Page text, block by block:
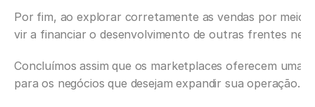
Por fim, ao explorar corretamente as vendas por meio
vir a financiar o desenvolvimento de outras frentes
Concluímos assim que os marketplaces oferecem uma
para os negócios que desejam expandir sua operação.‍